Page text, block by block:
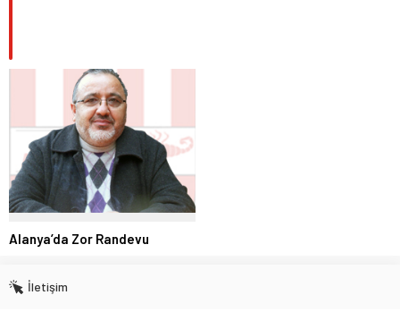
Alanya’da Zor Randevu
İletişim